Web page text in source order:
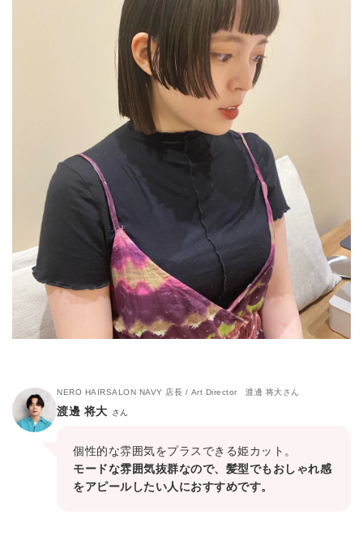
NERO HAIRSALON NAVY 店長 / Art Director 渡邊 将大さん
渡邊 将大 さん
個性的な雰囲気をプラスできる姫カット。
モードな雰囲気抜群なので、髪型でもおしゃれ感
をアピールしたい人におすすめです。